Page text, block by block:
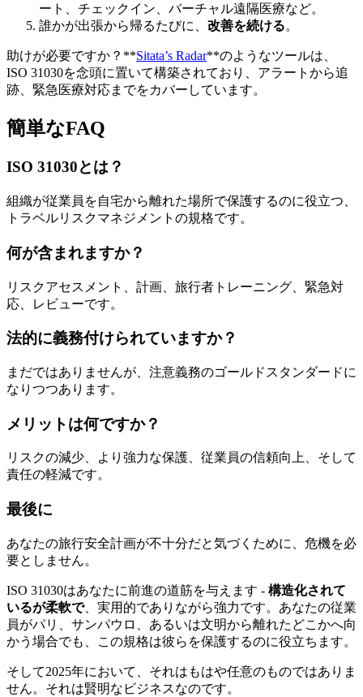
ート、チェックイン、バーチャル遠隔医療など。
誰かが出張から帰るたびに、 改善を続ける。
助けが必要ですか？**Sitata’s Radar**のようなツールは、
ISO 31030を念頭に置いて構築されており、アラートから追
跡、緊急医療対応までをカバーしています。
簡単なFAQ
ISO 31030とは？
組織が従業員を自宅から離れた場所で保護するのに役立つ、
トラベルリスクマネジメントの規格です。
何が含まれますか？
リスクアセスメント、計画、旅行者トレーニング、緊急対
応、レビューです。
法的に義務付けられていますか？
まだではありませんが、注意義務のゴールドスタンダードに
なりつつあります。
メリットは何ですか？
リスクの減少、より強力な保護、従業員の信頼向上、そして
責任の軽減です。
最後に
あなたの旅行安全計画が不十分だと気づくために、危機を必
要としません。
ISO 31030はあなたに前進の道筋を与えます - 構造化されて
いるが柔軟で、実用的でありながら強力です。あなたの従業
員がパリ、サンパウロ、あるいは文明から離れたどこかへ向
かう場合でも、この規格は彼らを保護するのに役立ちます。
そして2025年において、それはもはや任意のものではありま
せん。それは賢明なビジネスなのです。